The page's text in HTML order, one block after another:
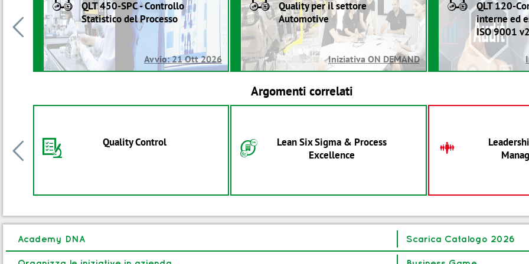

QLT 450-SPC - Controllo
Statistico del Processo
Avvio: 21 Ott 2026
Quality per il settore
Automotive
Iniziativa ON DEMAND
QLT 120-
interne ed
ISO 9001
Argomenti correlati
 I Quality Control F
Lean Six Sigma & Process
Excellence
T
Academy DNA Scarica Catalogo 2026